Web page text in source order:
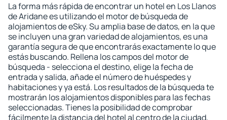
La forma más rápida de encontrar un hotel en Los Llanos
de Aridane es utilizando el motor de búsqueda de
alojamientos de eSky. Su amplia base de datos, en la que
se incluyen una gran variedad de alojamientos, es una
garantía segura de que encontrarás exactamente lo que
estás buscando. Rellena los campos del motor de
búsqueda - selecciona el destino, elige la fecha de
entrada y salida, añade el número de huéspedes y
habitaciones y ya está. Los resultados de la búsqueda te
mostrarán los alojamientos disponibles para las fechas
seleccionadas. Tienes la posibilidad de comprobar
fácilmente la distancia del hotel al centro de la ciudad,